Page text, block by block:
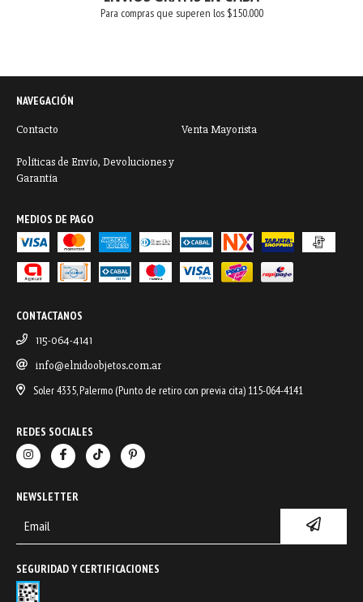
Para compras que superen los $150.000
NAVEGACIÓN
Contacto Venta Mayorista
Políticas de Envío, Devoluciones y
Garantía
MEDIOS DE PAGO
CONTACTANOS
115-064-4141
info@elnidoobjetos.com.ar
Soler 4335, Palermo (Punto de retiro con previa cita) 115-064-4141
REDES SOCIALES
NEWSLETTER
SEGURIDAD Y CERTIFICACIONES